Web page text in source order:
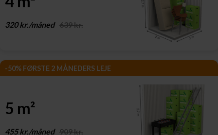
320 kr./måned 639 kr.
-50% FØRSTE 2 MÅNEDERS LEJE
5 m²
455 kr./måned 909 kr.